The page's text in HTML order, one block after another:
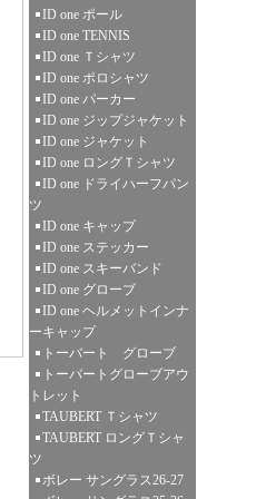
ID one ポール
ID one TENNIS
ID one Ｔシャツ
ID one ポロシャツ
ID one パーカー
ID one ジップジャケット
ID one ジャケット
ID one ロングＴシャツ
ID one ドライハーフパン
ツ
ID one キャップ
ID one ステッカー
ID one スキーバンド
ID one グローブ
ID one ヘルメットインナ
ーキャップ
トーバート グローブ
トーバートグローブアウ
トレット
TAUBERT Ｔシャツ
TAUBERT ロングＴシャ
ツ
ボレー サングラス26-27